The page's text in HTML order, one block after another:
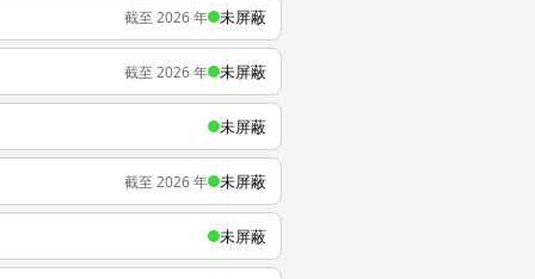
截至 2026 年 未屏蔽
截至 2026 年 未屏蔽
未屏蔽
截至 2026 年 未屏蔽
未屏蔽